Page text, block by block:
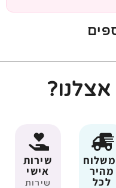
משלוח
מהיר
לכל
שירות
אישי
שירות